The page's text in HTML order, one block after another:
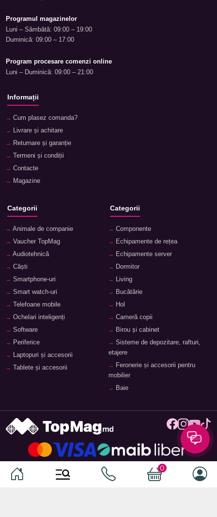
0
Programul magazinelor
Luni – Sâmbătă: 09:00 – 19:00
Duminică: 09:00 – 17:00
Program procesare comenzi online
Luni – Duminică: 09:00 – 21:00
Informații
Cum plasez comanda?
Livrare și achitare
Returnare și garanție
Termeni și condiții
Contacte
Magazine
Categorii
Animale de companie
Vaucher TopMag
Audiotehnică
Căști
Smartphone-uri
Smart watch-uri
Telefoane mobile
Ochelari inteligenți
Software
Periferice
Laptopuri și accesorii
Tablete și accesorii
Categorii
Componente
Echipamente de rețea
Echipamente server
Dormitor
Living
Bucătărie
Hol
Cameră copii
Birou și cabinet
Sisteme de depozitare, rafturi,
etajere
Feronerie și accesorii pentru
mobilier
Baie
© 2026
- Marketplace Național. Toate drepturile
rezervate.